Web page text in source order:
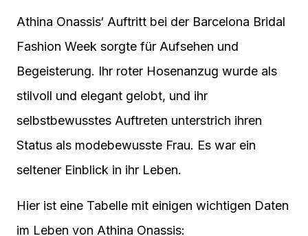
Athina Onassis‘ Auftritt bei der Barcelona Bridal
Fashion Week sorgte für Aufsehen und
Begeisterung. Ihr roter Hosenanzug wurde als
stilvoll und elegant gelobt, und ihr
selbstbewusstes Auftreten unterstrich ihren
Status als modebewusste Frau. Es war ein
seltener Einblick in ihr Leben.
Hier ist eine Tabelle mit einigen wichtigen Daten
im Leben von Athina Onassis: